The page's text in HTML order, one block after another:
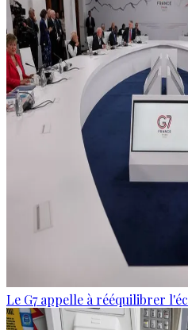
Le G7 appelle à rééquilibrer